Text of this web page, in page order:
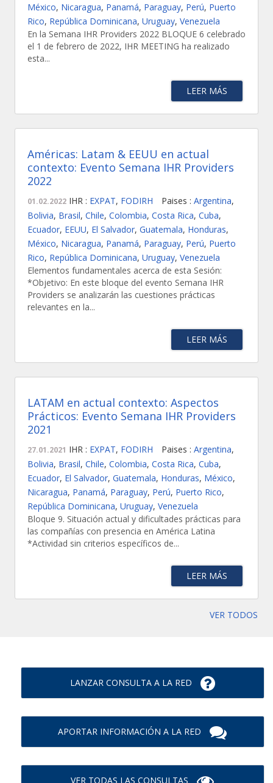
México, Nicaragua, Panamá, Paraguay, Perú, Puerto
Rico, República Dominicana, Uruguay, Venezuela
En la Semana IHR Providers 2022 BLOQUE 6 celebrado
el 1 de febrero de 2022, IHR MEETING ha realizado
esta...
LEER MÁS
Américas: Latam & EEUU en actual
contexto: Evento Semana IHR Providers
2022
01.02.2022 IHR : EXPAT, FODIRH Paises : Argentina,
Bolivia, Brasil, Chile, Colombia, Costa Rica, Cuba,
Ecuador, EEUU, El Salvador, Guatemala, Honduras,
México, Nicaragua, Panamá, Paraguay, Perú, Puerto
Rico, República Dominicana, Uruguay, Venezuela
Elementos fundamentales acerca de esta Sesión:
*Objetivo: En este bloque del evento Semana IHR
Providers se analizarán las cuestiones prácticas
relevantes en la...
LEER MÁS
LATAM en actual contexto: Aspectos
Prácticos: Evento Semana IHR Providers
2021
27.01.2021 IHR : EXPAT, FODIRH Paises : Argentina,
Bolivia, Brasil, Chile, Colombia, Costa Rica, Cuba,
Ecuador, El Salvador, Guatemala, Honduras, México,
Nicaragua, Panamá, Paraguay, Perú, Puerto Rico,
República Dominicana, Uruguay, Venezuela
Bloque 9. Situación actual y dificultades prácticas para
las compañías con presencia en América Latina
*Actividad sin criterios específicos de...
LEER MÁS
VER TODOS
LANZAR CONSULTA A LA RED
APORTAR INFORMACIÓN A LA RED
VER TODAS LAS CONSULTAS